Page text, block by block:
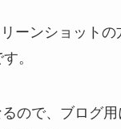
ーンショットの
。
ので、ブログ